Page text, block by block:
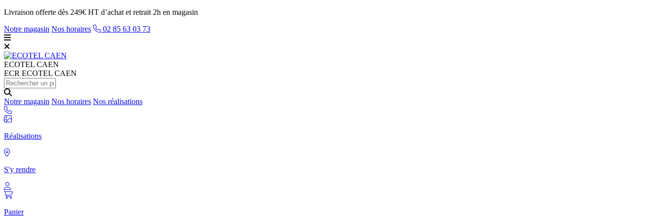
Livraison offerte dès 249€ HT d’achat et retrait 2h en magasin
Notre magasin Nos horaires 02 85 63 03 73
ECOTEL CAEN
ECR ECOTEL CAEN
Notre magasin Nos horaires Nos réalisations
Réalisations
S'y rendre
Panier